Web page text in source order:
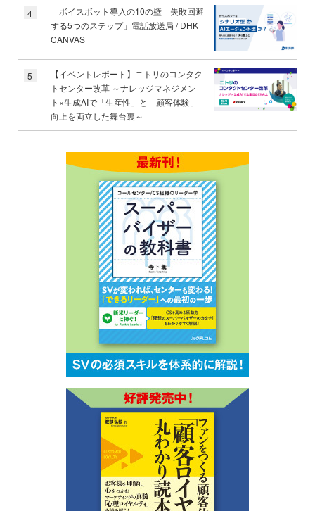
4
「ボイスボット導入の10の壁 失敗回避
する5つのステップ」電話放送局 / DHK
CANVAS
5
【イベントレポート】ニトリのコンタク
トセンター改革 ～ナレッジマネジメン
ト×生成AIで「生産性」と「顧客体験」
向上を両立した舞台裏～